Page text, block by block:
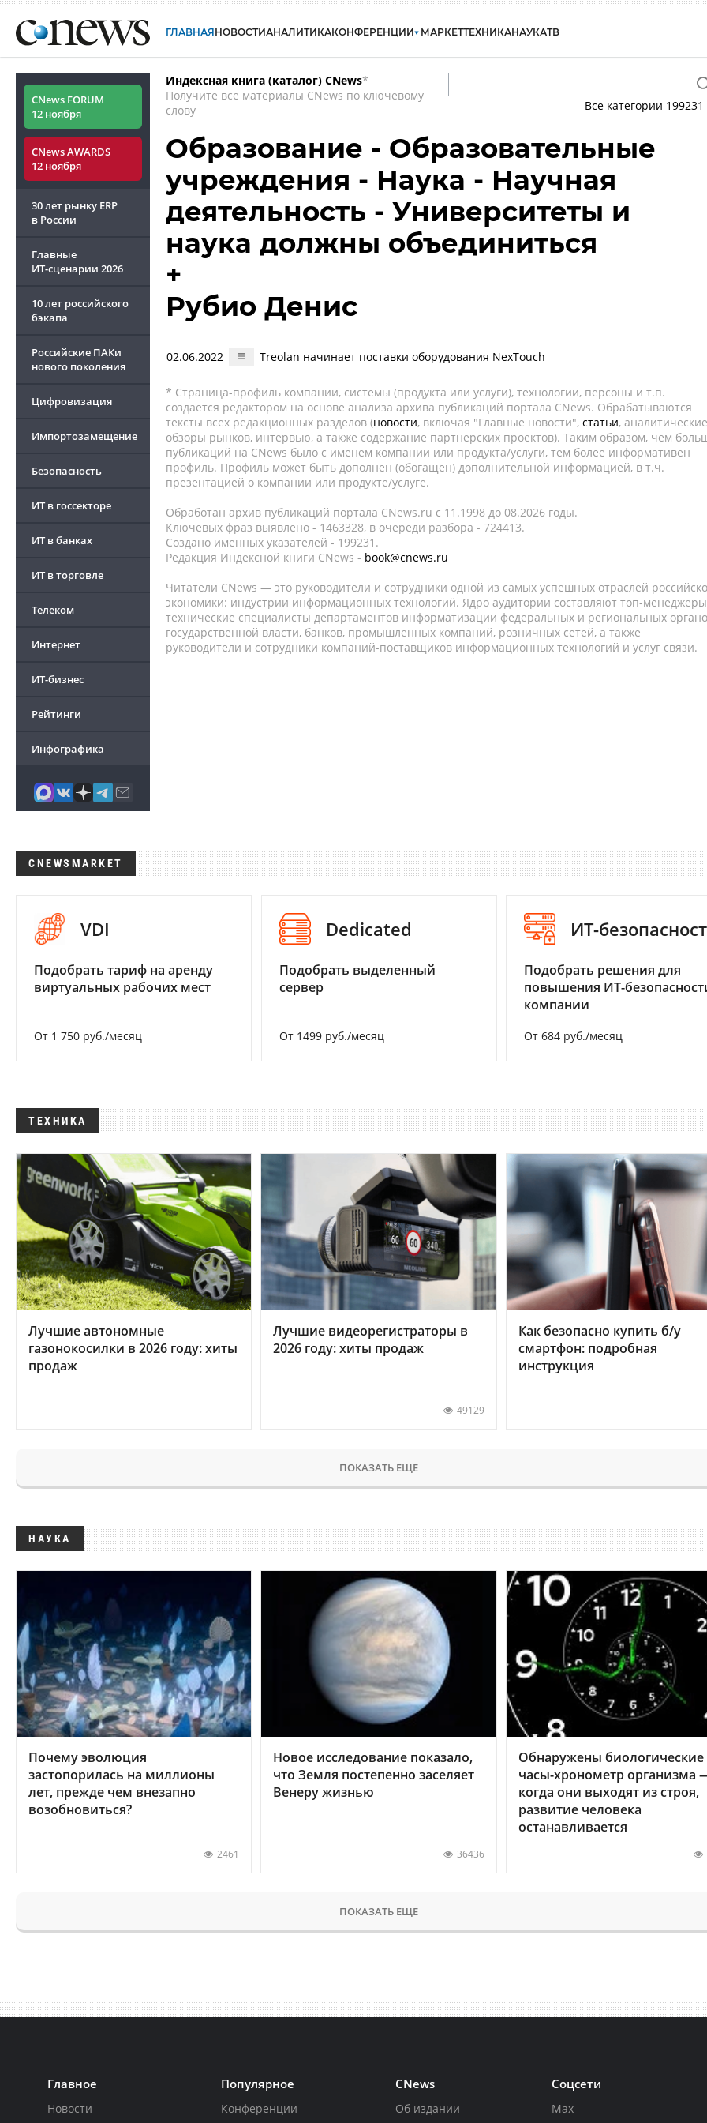
ГЛАВНАЯНОВОСТИАНАЛИТИКАКОНФЕРЕНЦИИ МАРКЕТТЕХНИКАНАУКАТВ
CNews FORUM
12 ноября
CNews AWARDS
12 ноября
30 лет рынку ERP
в России
Главные
ИТ-сценарии 2026
10 лет российского
бэкапа
Российские ПАКи
нового поколения
Цифровизация
Импортозамещение
Безопасность
ИТ в госсекторе
ИТ в банках
ИТ в торговле
Телеком
Интернет
ИТ-бизнес
Рейтинги
Инфографика
Индексная книга (каталог) CNews*
Получите все материалы CNews по ключевому
слову
Все категории 199231
Образование - Образовательные
учреждения - Наука - Научная
деятельность - Университеты и
наука должны объединиться
+
Рубио Денис
02.06.2022 Treolan начинает поставки оборудования NexTouch
* Страница-профиль компании, системы (продукта или услуги), технологии, персоны и т.п.
создается редактором на основе анализа архива публикаций портала CNews. Обрабатываются
тексты всех редакционных разделов (новости, включая "Главные новости", статьи, аналитические
обзоры рынков, интервью, а также содержание партнёрских проектов). Таким образом, чем
публикаций на CNews было с именем компании или продукта/услуги, тем более информативен
профиль. Профиль может быть дополнен (обогащен) дополнительной информацией, в т.ч.
презентацией о компании или продукте/услуге.
Обработан архив публикаций портала CNews.ru c 11.1998 до 08.2026 годы.
Ключевых фраз выявлено - 1463328, в очереди разбора - 724413.
Создано именных указателей - 199231.
Редакция Индексной книги CNews - book@cnews.ru
Читатели CNews — это руководители и сотрудники одной из самых успешных отраслей
экономики: индустрии информационных технологий. Ядро аудитории составляют топ-
технические специалисты департаментов информатизации федеральных и региональных
государственной власти, банков, промышленных компаний, розничных сетей, а также
руководители и сотрудники компаний-поставщиков информационных технологий и услуг связи.
CNEWSMARKET
VDI
Подобрать тариф на аренду
виртуальных рабочих мест
От 1 750 руб./месяц
Dedicated
Подобрать выделенный
сервер
От 1499 руб./месяц
ИТ-
Подобрать решения для
повышения ИТ-
компании
От 684 руб./месяц
ТЕХНИКА
Лучшие автономные
газонокосилки в 2026 году: хиты
продаж
Лучшие видеорегистраторы в
2026 году: хиты продаж
49129
Как безопасно купить б/у
смартфон: подробная
инструкция
ПОКАЗАТЬ ЕЩЕ
НАУКА
Почему эволюция
застопорилась на миллионы
лет, прежде чем внезапно
возобновиться?
2461
Новое исследование показало,
что Земля постепенно заселяет
Венеру жизнью
36436
Обнаружены биологические
часы-хронометр организма
когда они выходят из строя,
развитие человека
останавливается
ПОКАЗАТЬ ЕЩЕ
Главное
Новости
Популярное
Конференции
CNews
Об издании
Соцсети
Max